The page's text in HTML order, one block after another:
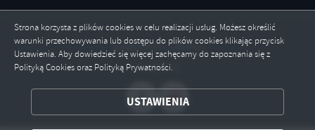
Strona korzysta z plików cookies w celu realizacji usług. Możesz określić
warunki przechowywania lub dostępu do plików cookies klikając przycisk
Ustawienia. Aby dowiedzieć się więcej zachęcamy do zapoznania się z
Polityką Cookies oraz Polityką Prywatności.
USTAWIENIA
ZAPISZ WYBRANE
Odwiedzin: 240761
Online: 5